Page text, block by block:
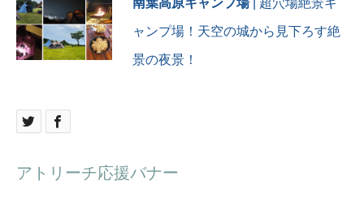
南葉高原キャンプ場| 超穴場絶景キ
ャンプ場！天空の城から見下ろす絶
景の夜景！
アトリーチ応援バナー